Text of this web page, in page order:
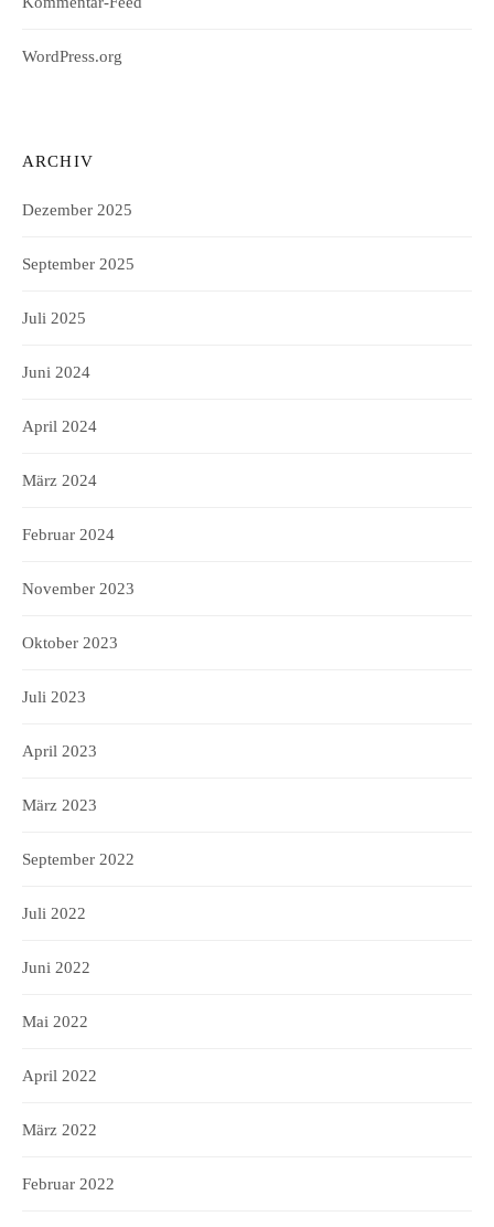
WordPress.org
ARCHIV
Dezember 2025
September 2025
Juli 2025
Juni 2024
April 2024
März 2024
Februar 2024
November 2023
Oktober 2023
Juli 2023
April 2023
März 2023
September 2022
Juli 2022
Juni 2022
Mai 2022
April 2022
März 2022
Februar 2022